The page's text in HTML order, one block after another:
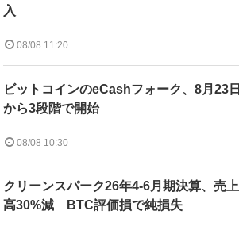
入
08/08 11:20
ビットコインのeCashフォーク、8月23日
から3段階で開始
08/08 10:30
クリーンスパーク26年4-6月期決算、売上
高30%減 BTC評価損で純損失